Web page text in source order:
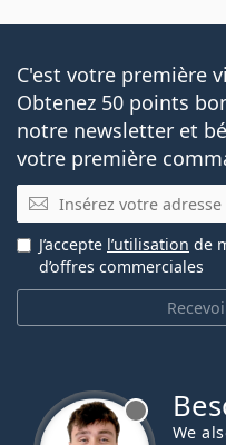
C'est votre première
Obtenez 50 points
notre newsletter et
votre première
E-mail
J’accepte l’utilisation de
d’offres commerciales
We